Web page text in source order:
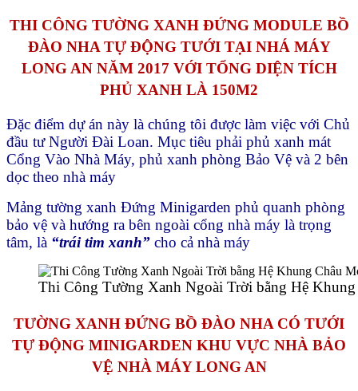
Khung
Châu
Module
Đào
số
lượng
THI CÔNG TƯỜNG XANH ĐỨNG MODULE BỒ
ĐÀO NHA TỰ ĐỘNG TƯỚI TẠI NHÁ MÁY
LONG AN NĂM 2017 VỚI TỔNG DIỆN TÍCH
PHỦ XANH LÀ 150M2
Đặc điểm dự án này là chúng tôi được làm việc với Chủ
đầu tư Người Đài Loan. Mục tiêu phải phủ xanh mát
Cổng Vào Nhà Máy, phủ xanh phòng Bảo Vệ và 2 bên
dọc theo nhà máy
Mảng tường xanh Đứng Minigarden phủ quanh phòng
bảo vệ và hướng ra bên ngoài cổng nhà máy là trọng
tâm, là “trái tim xanh” cho cả nhà máy
Thi Công Tường Xanh Ngoài Trời bằng Hệ
TƯỜNG XANH ĐỨNG BỒ ĐÀO NHA CÓ TƯỚI
TỰ ĐỘNG MINIGARDEN KHU VỰC NHÀ BẢO
VỆ NHÀ MÁY LONG AN